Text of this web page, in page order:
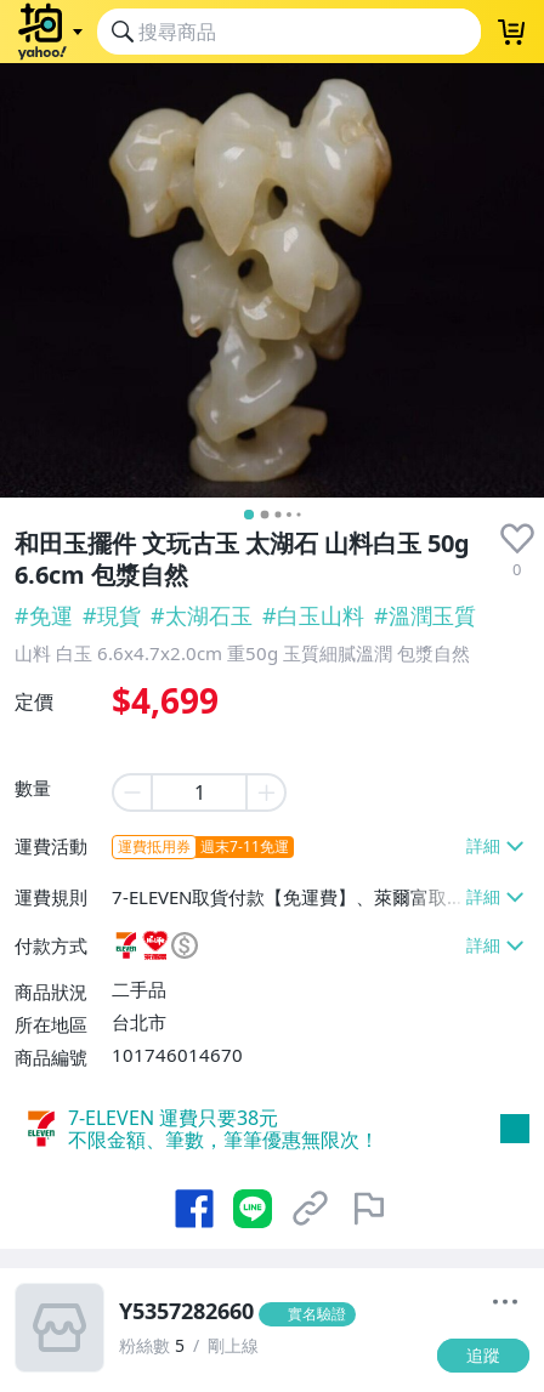
和田玉擺件 文玩古玉 太湖石 山料白玉 50g
6.6cm 包漿自然
0
#免運 #現貨 #太湖石玉 #白玉山料 #溫潤玉質
山料 白玉 6.6x4.7x2.0cm 重50g 玉質細膩溫潤 包漿自然
定價 $4,699
數量
運費活動 運費抵用券 週末7-11免運
運費規則
7-ELEVEN取貨付款【免運費】、萊爾富取
貨付款【免運費】、宅配/貨運【免運費】
付款方式
商品狀況
二手品
所在地區
台北市
商品編號
101746014670
7-ELEVEN 運費只要38元
不限金額、筆數，筆筆優惠無限次！
Y5357282660 實名驗證
粉絲數 5 剛上線 追蹤